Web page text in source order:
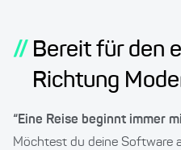
// Bereit für den
Richtung
“Eine Reise beginnt immer
Möchtest du deine Software